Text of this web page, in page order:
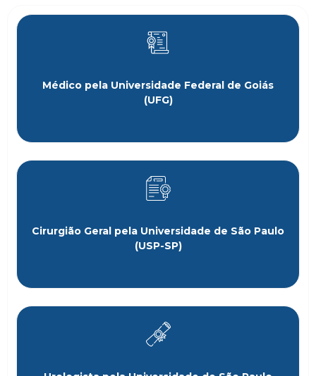
Médico pela Universidade Federal de Goiás
(UFG)
Cirurgião Geral pela Universidade de São Paulo
(USP-SP)